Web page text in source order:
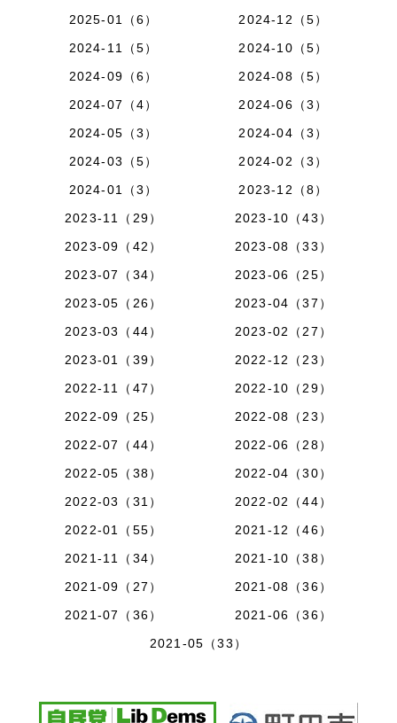
2025-01（6）
2024-12（5）
2024-11（5）
2024-10（5）
2024-09（6）
2024-08（5）
2024-07（4）
2024-06（3）
2024-05（3）
2024-04（3）
2024-03（5）
2024-02（3）
2024-01（3）
2023-12（8）
2023-11（29）
2023-10（43）
2023-09（42）
2023-08（33）
2023-07（34）
2023-06（25）
2023-05（26）
2023-04（37）
2023-03（44）
2023-02（27）
2023-01（39）
2022-12（23）
2022-11（47）
2022-10（29）
2022-09（25）
2022-08（23）
2022-07（44）
2022-06（28）
2022-05（38）
2022-04（30）
2022-03（31）
2022-02（44）
2022-01（55）
2021-12（46）
2021-11（34）
2021-10（38）
2021-09（27）
2021-08（36）
2021-07（36）
2021-06（36）
2021-05（33）